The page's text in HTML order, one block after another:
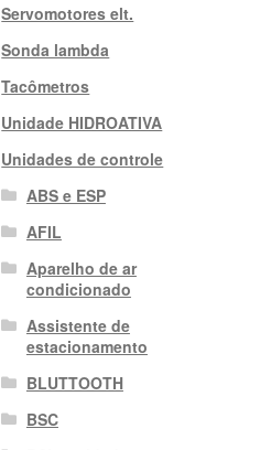
Servomotores elt.
Sonda lambda
Tacômetros
Unidade HIDROATIVA
Unidades de controle
ABS e ESP
AFIL
Aparelho de ar
condicionado
Assistente de
estacionamento
BLUTTOOTH
BSC